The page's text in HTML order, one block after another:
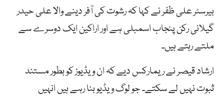
بیرسٹر علی ظفر نے کہا کہ رشوت کی آفر دینے والا علی حیدر
گیلانی رکن پنجاب اسمبلی ہے اور اراکین ایک دوسرے سے
ملتے رہتے ہیں۔
ارشاد قیصر نے ریمارکس دیے کہ ان ویڈیوز کو بطور مستند
ثبوت نہیں لے سکتے۔ جو لوگ ویڈیو بنا رہے ہیں انہیں